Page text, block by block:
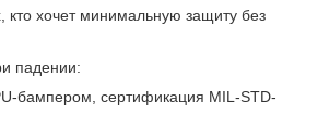
кто хочет минимальную защиту без
падении:
бампером, сертификация MIL-STD-